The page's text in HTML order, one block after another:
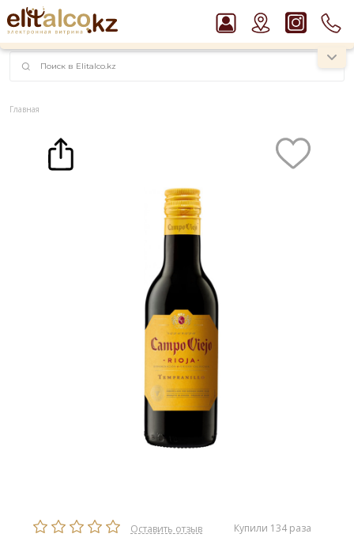
наименований!
instagram.com/rojo.kz
Рекомендуем
Ром Captain Morgan White 37,5%
Пиво Guinness Draught 4,2% Can
Водка Smirnoff Red Vodka 37,5%
Джин Gordon`s London Dry Gin 37,5%
Главная
Оставить отзыв Купили 134 раза